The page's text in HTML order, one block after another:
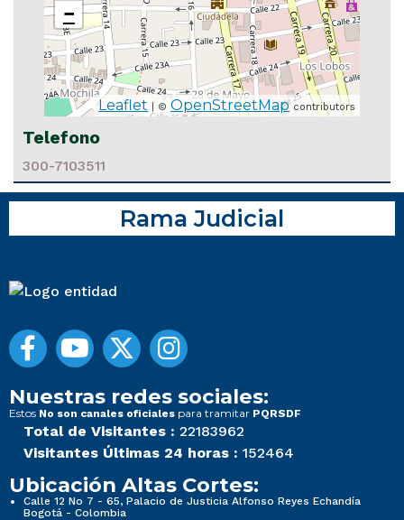
−
Leaflet | ©OpenStreetMapcontributors
Telefono
300-7103511
Rama Judicial
Nuestras redes sociales:
Estos No son canales oficiales para tramitar PQRSDF
Total de Visitantes : 22183962
Visitantes Últimas 24 horas : 152464
Ubicación Altas Cortes:
Calle 12 No 7 - 65, Palacio de Justicia Alfonso Reyes Echandía
Bogotá - Colombia